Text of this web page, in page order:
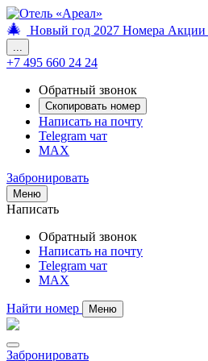
🎄 Новый год 2027 Номера Акции
...
+7 495 660 24 24
Обратный звонок
Скопировать номер
Написать на почту
Telegram чат
MAX
Забронировать
Меню
Написать
Обратный звонок
Написать на почту
Telegram чат
MAX
Найти номер Меню
Забронировать